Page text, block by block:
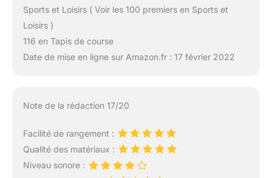
Sports et Loisirs ( Voir les 100 premiers en Sports et
Loisirs )
116 en Tapis de course
Date de mise en ligne sur Amazon.fr : 17 février 2022
Note de la rédaction 17/20
Facilité de rangement :
Qualité des matériaux :
Niveau sonore :